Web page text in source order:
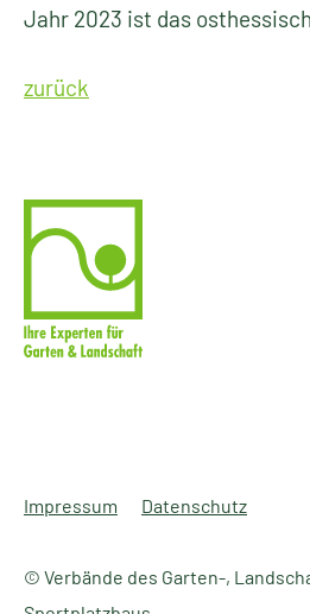
Jahr 2023 ist das
zurück
© Verbände des Garten-,
Impressum Datenschutz